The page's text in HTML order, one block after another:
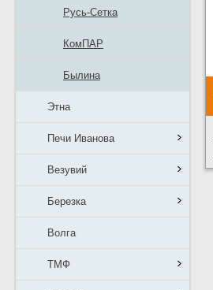
Русь-Сетка
КомПАР
Былина
Этна
Печи Иванова
Везувий
Березка
Волга
ТМФ